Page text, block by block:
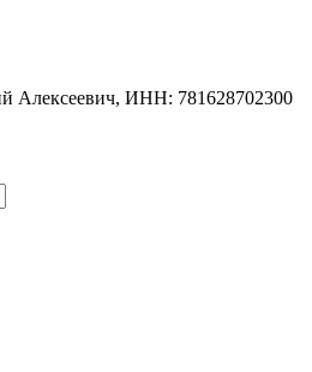
Алексеевич, ИНН: 781628702300